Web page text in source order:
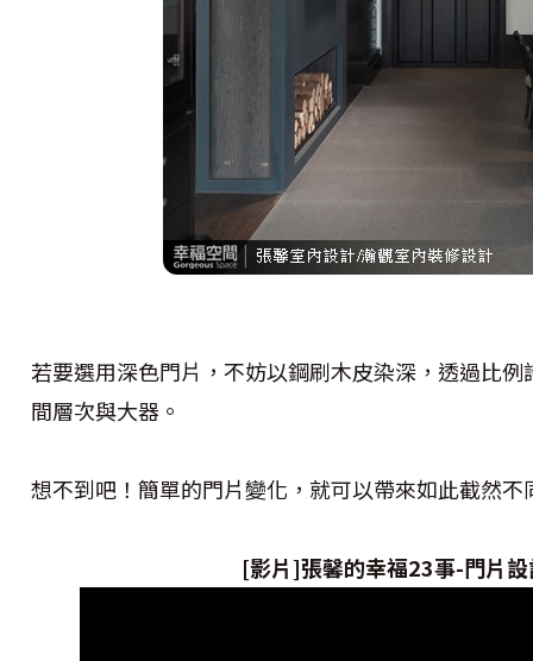
若要選用深色門片，不妨以鋼刷木皮染深，透過比
間層次與大器。
想不到吧！簡單的門片變化，就可以帶來如此截然不
[影片]張馨的幸福23事-門片